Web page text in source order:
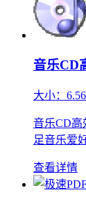
音乐CD
大小：
音乐CD高
足音乐爱
查看详情